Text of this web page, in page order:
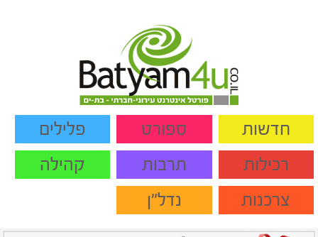
חדשות ספורט
פלילים
רכילות
תרבות
קהילה
צרכנות
נדל"ן